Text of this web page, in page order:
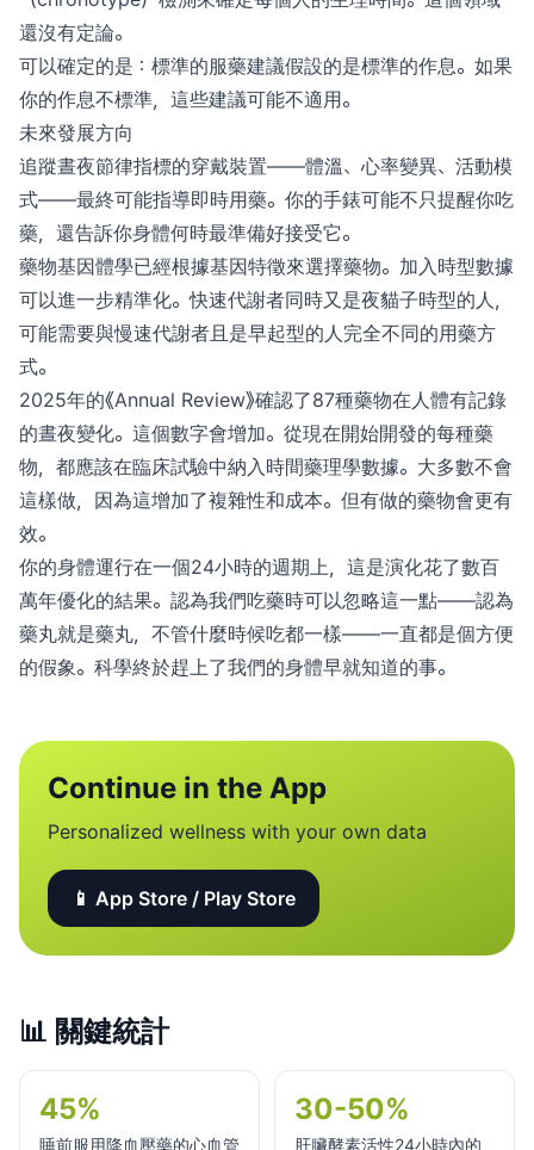
還沒有定論。
可以確定的是：標準的服藥建議假設的是標準的作息。如果
你的作息不標準，這些建議可能不適用。
未來發展方向
追蹤晝夜節律指標的穿戴裝置——體溫、心率變異、活動模
式——最終可能指導即時用藥。你的手錶可能不只提醒你吃
藥，還告訴你身體何時最準備好接受它。
藥物基因體學已經根據基因特徵來選擇藥物。加入時型數據
可以進一步精準化。快速代謝者同時又是夜貓子時型的人，
可能需要與慢速代謝者且是早起型的人完全不同的用藥方
式。
2025年的《Annual Review》確認了87種藥物在人體有記錄
的晝夜變化。這個數字會增加。從現在開始開發的每種藥
物，都應該在臨床試驗中納入時間藥理學數據。大多數不會
這樣做，因為這增加了複雜性和成本。但有做的藥物會更有
效。
你的身體運行在一個24小時的週期上，這是演化花了數百
萬年優化的結果。認為我們吃藥時可以忽略這一點——認為
藥丸就是藥丸，不管什麼時候吃都一樣——一直都是個方便
的假象。科學終於趕上了我們的身體早就知道的事。
Continue in the App
Personalized wellness with your own data
📱 App Store / Play Store
📊 關鍵統計
45%
睡前服用降血壓藥的心血管
30-50%
肝臟酵素活性24小時內的